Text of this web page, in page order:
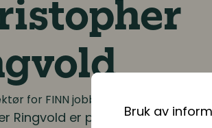
Bruk av
Onboarding
Kompetanse
Kompetanse- og talentledelse
for FINN jobb
Ringvold er produktdirektør for